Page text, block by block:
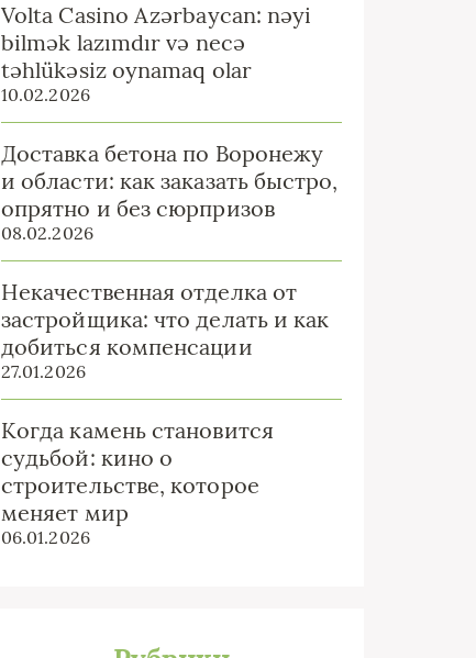
Volta Casino Azərbaycan: nəyi
bilmək lazımdır və necə
təhlükəsiz oynamaq olar
10.02.2026
Доставка бетона по Воронежу
и области: как заказать быстро,
опрятно и без сюрпризов
08.02.2026
Некачественная отделка от
застройщика: что делать и как
добиться компенсации
27.01.2026
Когда камень становится
судьбой: кино о
строительстве, которое
меняет мир
06.01.2026